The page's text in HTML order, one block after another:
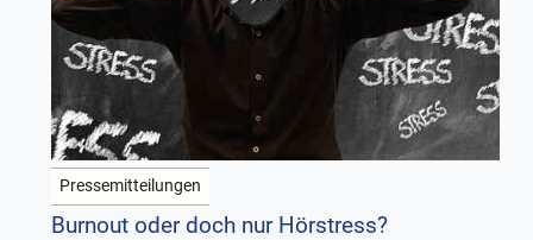
Pressemitteilungen
Burnout oder doch nur Hörstress?